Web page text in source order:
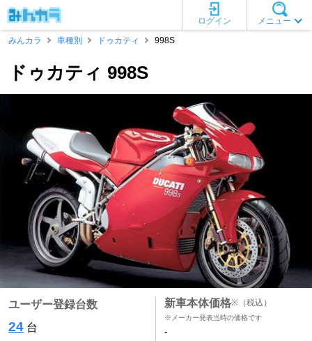
メニュー
ログイン
みんカラ
車種別 ドゥカティ 998S
ドゥカティ 998S
ユーザー登録台数
24 台
新車本体価格※ （税込）
※メーカー発表当時の価格です
-